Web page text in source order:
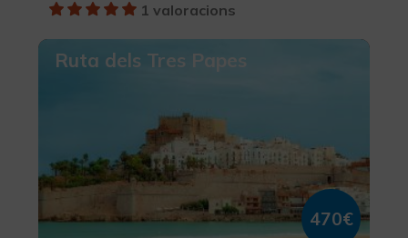
1 valoracions
Ruta dels Tres Papes
470€